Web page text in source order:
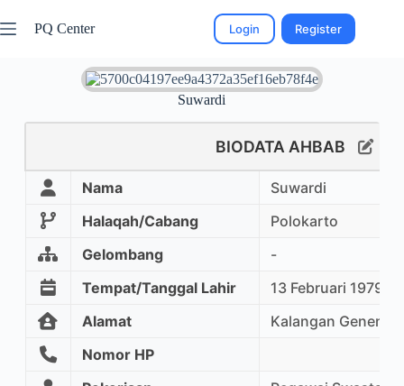
PQ Center Login Register
Suwardi
BIODATA AHBAB
Nama
Suwardi
Halaqah/Cabang
Polokarto
Gelombang
-
Tempat/Tanggal Lahir
13 Februari 1979
Alamat
Kalangan
Nomor HP